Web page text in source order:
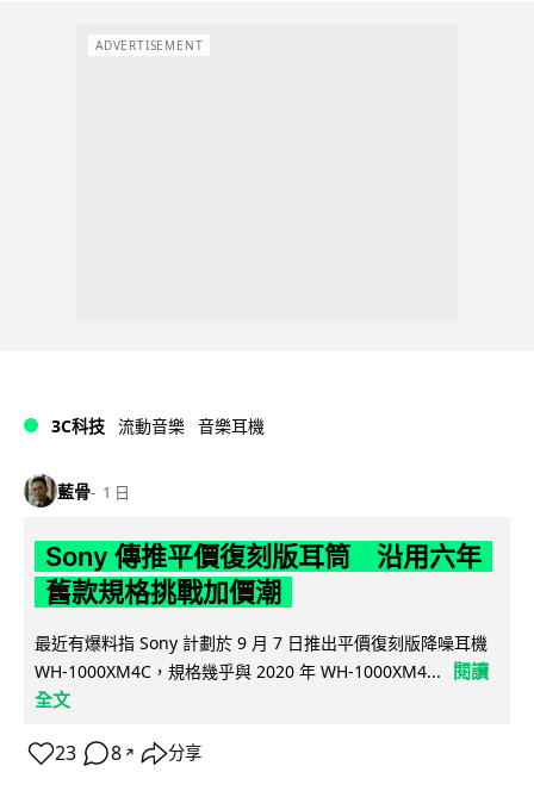
ADVERTISEMENT
3C科技 流動音樂 音樂耳機
藍骨 1 日
Sony 傳推平價復刻版耳筒 沿用六年
舊款規格挑戰加價潮
最近有爆料指 Sony 計劃於 9 月 7 日推出平價復刻版降噪耳機
WH-1000XM4C，規格幾乎與 2020 年 WH-1000XM4...
閱讀
全文
23 8 ↗ 分享